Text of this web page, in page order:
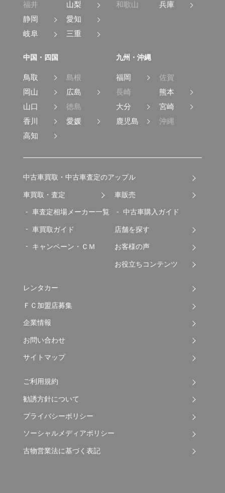
福井
山梨
静岡
愛知
岐阜
三重
和歌山
兵庫
中国・四国
鳥取
島根
岡山
広島
山口
徳島
香川
愛媛
高知
九州・沖縄
福岡
佐賀
長崎
熊本
大分
宮崎
鹿児島
沖縄
中古車買取・中古車査定のアップル
車買取・査定
車査定相場メーカー一覧
車買取ガイド
キャンペーン・ＣＭ
車販売
中古車購入ガイド
店舗を探す
お客様の声
お役立ちコンテンツ
レンタカー
ＦＣ加盟店募集
企業情報
お問い合わせ
サイトマップ
ご利用規約
勧誘方針について
プライバシーポリシー
ソーシャルメディアポリシー
古物営業法に基づく表記